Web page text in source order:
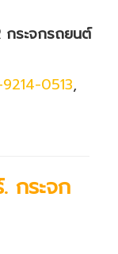
กระจกรถยนต์
0513,
กระจก